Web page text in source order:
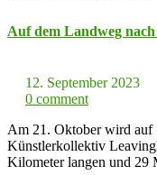
Auf dem Landweg
12. September 2023
0 comment
Am 21. Oktober wird auf
Künstlerkollektiv
Kilometer langen und 29